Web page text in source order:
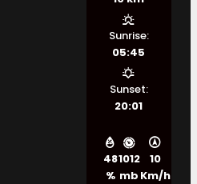
48
%
1012
mb
10
Km/h
Sunrise:
05:45
Sunset:
20:01